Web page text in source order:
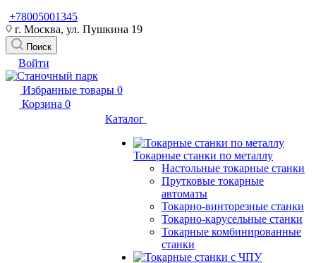
+78005001345
г. Москва, ул. Пушкина 19
Поиск
Войти
Избранные товары 0
Корзина 0
Каталог
Токарные станки по металлу
Настольные токарные станки
Прутковые токарные
автоматы
Токарно-винторезные станки
Токарно-карусельные станки
Токарные комбинированные
станки